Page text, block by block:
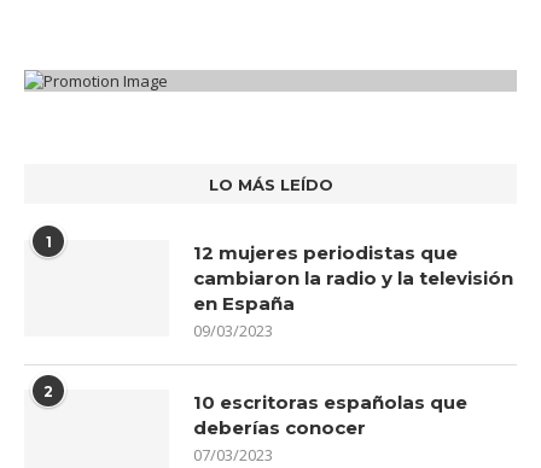
LO MÁS LEÍDO
1
12 mujeres periodistas que
cambiaron la radio y la televisión
en España
09/03/2023
2
10 escritoras españolas que
deberías conocer
07/03/2023